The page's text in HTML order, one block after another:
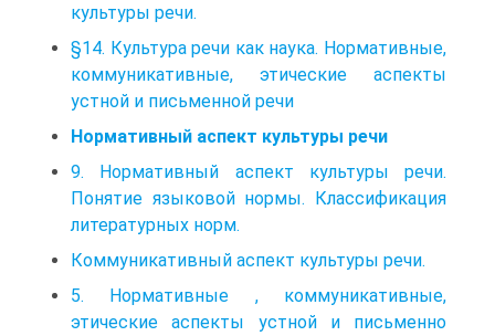
культуры речи.
§14. Культура речи как наука. Нормативные,
коммуникативные, этические аспекты
устной и письменной речи
Нормативный аспект культуры речи
9. Нормативный аспект культуры речи.
Понятие языковой нормы. Классификация
литературных норм.
Коммуникативный аспект культуры речи.
5. Нормативные , коммуникативные,
этические аспекты устной и письменно